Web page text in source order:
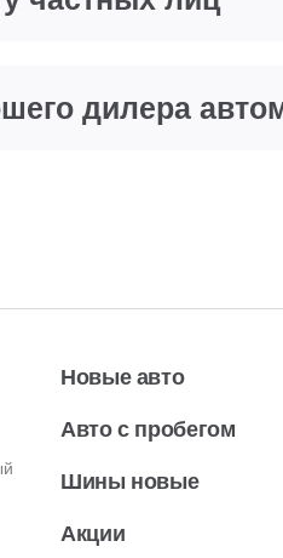
дилера
Новые авто
Авто с пробегом
Шины новые
Акции